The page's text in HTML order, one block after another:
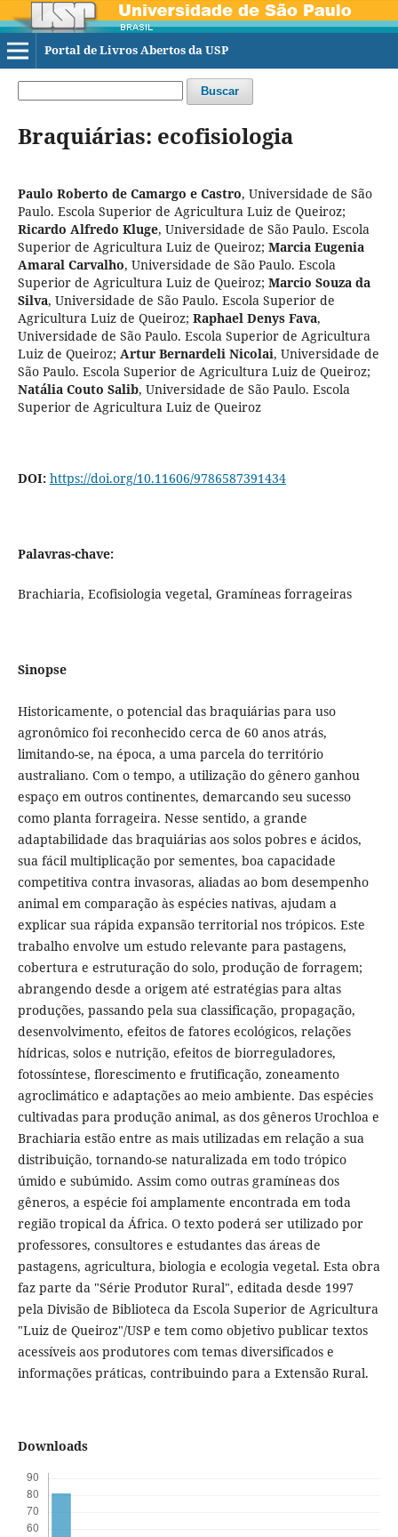
Portal de Livros Abertos da USP
Buscar
Braquiárias: ecofisiologia
Paulo Roberto de Camargo e Castro, Universidade de São
Paulo. Escola Superior de Agricultura Luiz de Queiroz;
Ricardo Alfredo Kluge, Universidade de São Paulo. Escola
Superior de Agricultura Luiz de Queiroz; Marcia Eugenia
Amaral Carvalho, Universidade de São Paulo. Escola
Superior de Agricultura Luiz de Queiroz; Marcio Souza da
Silva, Universidade de São Paulo. Escola Superior de
Agricultura Luiz de Queiroz; Raphael Denys Fava,
Universidade de São Paulo. Escola Superior de Agricultura
Luiz de Queiroz; Artur Bernardeli Nicolai, Universidade de
São Paulo. Escola Superior de Agricultura Luiz de Queiroz;
Natália Couto Salib, Universidade de São Paulo. Escola
Superior de Agricultura Luiz de Queiroz
DOI: https://doi.org/10.11606/9786587391434
Palavras-chave:
Brachiaria, Ecofisiologia vegetal, Gramíneas forrageiras
Sinopse
Historicamente, o potencial das braquiárias para uso
agronômico foi reconhecido cerca de 60 anos atrás,
limitando-se, na época, a uma parcela do território
australiano. Com o tempo, a utilização do gênero ganhou
espaço em outros continentes, demarcando seu sucesso
como planta forrageira. Nesse sentido, a grande
adaptabilidade das braquiárias aos solos pobres e ácidos,
sua fácil multiplicação por sementes, boa capacidade
competitiva contra invasoras, aliadas ao bom desempenho
animal em comparação às espécies nativas, ajudam a
explicar sua rápida expansão territorial nos trópicos. Este
trabalho envolve um estudo relevante para pastagens,
cobertura e estruturação do solo, produção de forragem;
abrangendo desde a origem até estratégias para altas
produções, passando pela sua classificação, propagação,
desenvolvimento, efeitos de fatores ecológicos, relações
hídricas, solos e nutrição, efeitos de biorreguladores,
fotossíntese, florescimento e frutificação, zoneamento
agroclimático e adaptações ao meio ambiente. Das espécies
cultivadas para produção animal, as dos gêneros Urochloa e
Brachiaria estão entre as mais utilizadas em relação a sua
distribuição, tornando-se naturalizada em todo trópico
úmido e subúmido. Assim como outras gramíneas dos
gêneros, a espécie foi amplamente encontrada em toda
região tropical da África. O texto poderá ser utilizado por
professores, consultores e estudantes das áreas de
pastagens, agricultura, biologia e ecologia vegetal. Esta obra
faz parte da "Série Produtor Rural", editada desde 1997
pela Divisão de Biblioteca da Escola Superior de Agricultura
"Luiz de Queiroz"/USP e tem como objetivo publicar textos
acessíveis aos produtores com temas diversificados e
informações práticas, contribuindo para a Extensão Rural.
Downloads